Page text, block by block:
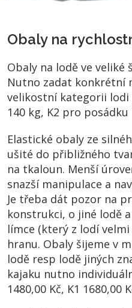
Obaly na
Obaly na lodě ve veliké
Nutno zadat konkrétní
velikostní kategorii lodi
140 kg, K2 pro posádku
Elastické obaly ze
ušité do přibližného
na tkaloun. Menší
snazší manipulace a
Je třeba dát pozor na
konstrukci, o jiné lodě
límce (který z lodí
hranu. Obaly šijeme v
lodě resp lodě jiných
kajaku nutno
1480,00 Kč, K1 1680,00